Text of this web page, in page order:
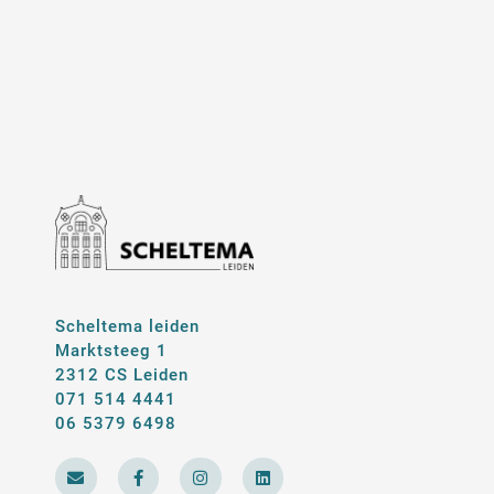
Scheltema leiden
Marktsteeg 1
2312 CS Leiden
071 514 4441
06 5379 6498
E
n
F
a
I
n
L
i